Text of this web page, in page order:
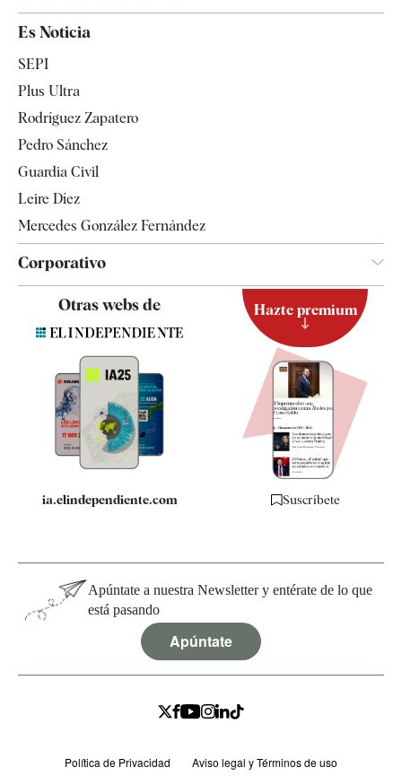
Televisión
Es Noticia
SEPI
Plus Ultra
Rodríguez Zapatero
Pedro Sánchez
Guardia Civil
Leire Díez
Mercedes González Fernández
Corporativo
Quiénes somos
Especificaciones
Otras webs de
ia.elindependiente.com
Hazte premium
Suscríbete
Apúntate a nuestra Newsletter y entérate de lo que
está pasando
Apúntate
Política de Privacidad
Aviso legal y Términos de uso